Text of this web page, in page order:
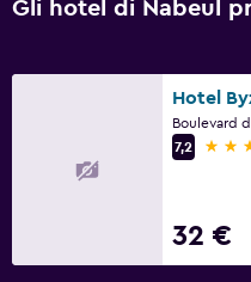
Gli hotel di Nabeul
Hotel
7,2
3
32 €